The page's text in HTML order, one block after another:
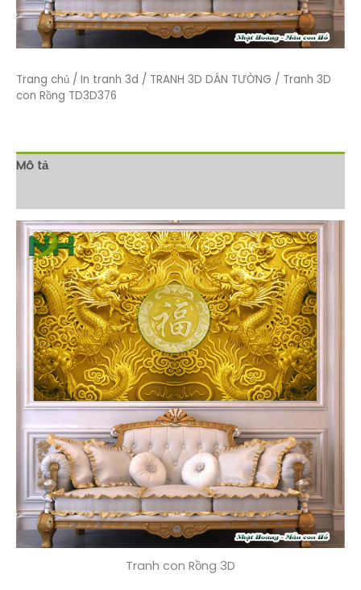
Trang chủ / In tranh 3d / TRANH 3D DÁN TƯỜNG / Tranh 3D
con Rồng TD3D376
Mô tả
Tranh con Rồng 3D